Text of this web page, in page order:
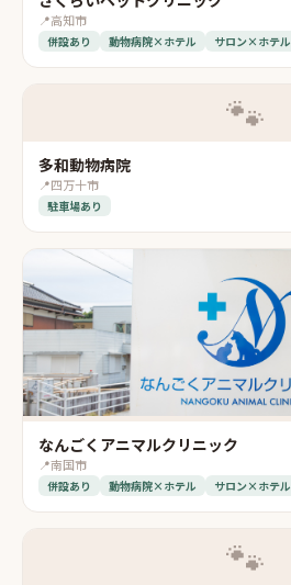
📍高知市
併設あり 動物病院×ホテル サロン×ホテル
🐾
多和動物病院
📍四万十市
駐車場あり
なんごくアニマルクリニック
📍南国市
併設あり 動物病院×ホテル サロン×ホテル
🐾